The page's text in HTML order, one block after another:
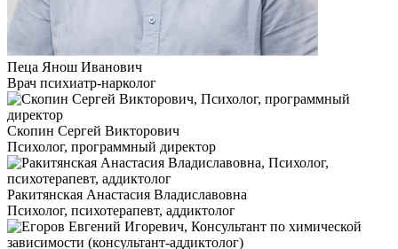
Пеца Янош Иванович
Врач психиатр-нарколог
Скопин Сергей Викторович
Психолог, программный директор
Ракитянская Анастасия Владиславовна
Психолог, психотерапевт, аддиктолог